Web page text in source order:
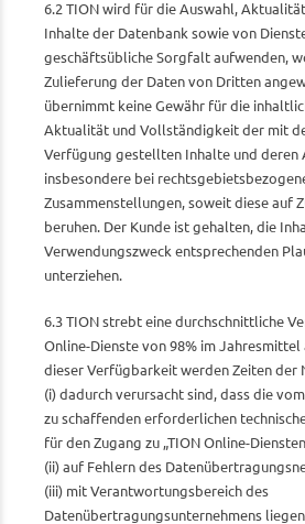
6.2 TION wird für die Auswahl,
Inhalte der Datenbank sowie von
geschäftsübliche Sorgfalt aufwenden,
Zulieferung der Daten von Dritten
übernimmt keine Gewähr für die
Aktualität und Vollständigkeit der mit
Verfügung gestellten Inhalte und deren
insbesondere bei
Zusammenstellungen, soweit diese auf
beruhen. Der Kunde ist gehalten, die
Verwendungszweck entsprechenden
unterziehen.
6.3 TION strebt eine durchschnittliche
Online-Dienste von 98% im
dieser Verfügbarkeit werden Zeiten der
(i) dadurch verursacht sind, dass die
zu schaffenden erforderlichen
für den Zugang zu „TION Online-
(ii) auf Fehlern des
(iii) mit Verantwortungsbereich des
Datenübertragungsunternehmens